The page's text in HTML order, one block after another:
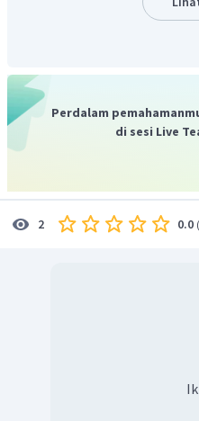
Perdalam
di sesi Live
2 0.0 (